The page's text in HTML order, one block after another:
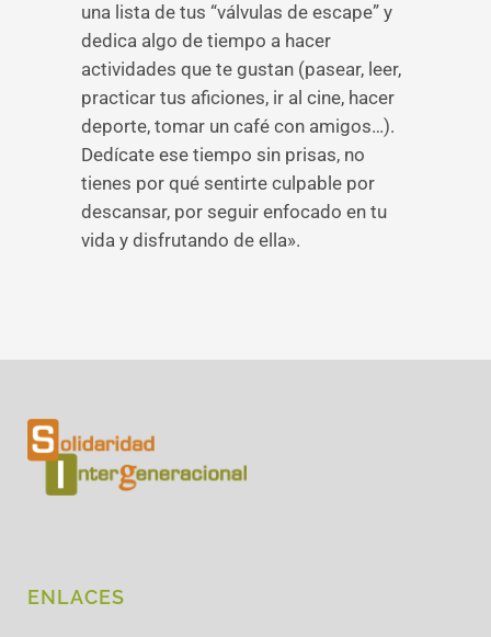
una lista de tus “válvulas de escape” y
dedica algo de tiempo a hacer
actividades que te gustan (pasear, leer,
practicar tus aficiones, ir al cine, hacer
deporte, tomar un café con amigos…).
Dedícate ese tiempo sin prisas, no
tienes por qué sentirte culpable por
descansar, por seguir enfocado en tu
vida y disfrutando de ella».
ENLACES